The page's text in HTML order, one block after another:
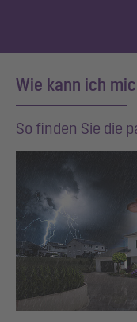
Wie kann ich
So finden Sie die